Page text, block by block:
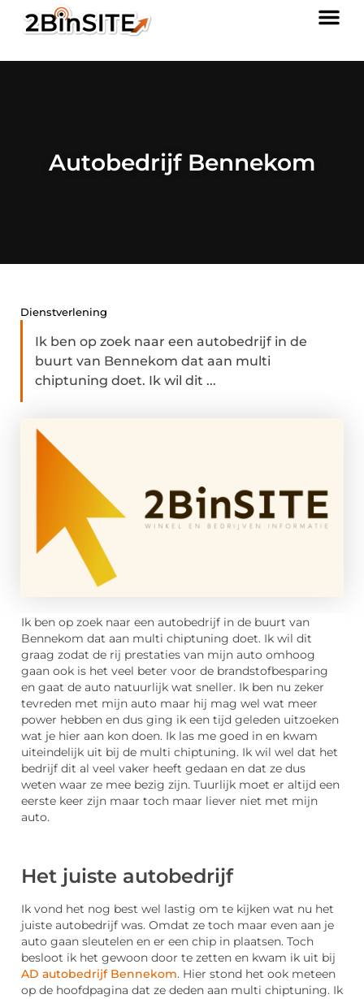
Autobedrijf Bennekom
Dienstverlening
Ik ben op zoek naar een autobedrijf in de
buurt van Bennekom dat aan multi
chiptuning doet. Ik wil dit ...
Ik ben op zoek naar een autobedrijf in de buurt van
Bennekom dat aan multi chiptuning doet. Ik wil dit
graag zodat de rij prestaties van mijn auto omhoog
gaan ook is het veel beter voor de brandstofbesparing
en gaat de auto natuurlijk wat sneller. Ik ben nu zeker
tevreden met mijn auto maar hij mag wel wat meer
power hebben en dus ging ik een tijd geleden uitzoeken
wat je hier aan kon doen. Ik las me goed in en kwam
uiteindelijk uit bij de multi chiptuning. Ik wil wel dat het
bedrijf dit al veel vaker heeft gedaan en dat ze dus
weten waar ze mee bezig zijn. Tuurlijk moet er altijd een
eerste keer zijn maar toch maar liever niet met mijn
auto.
Het juiste autobedrijf
Ik vond het nog best wel lastig om te kijken wat nu het
juiste autobedrijf was. Omdat ze toch maar even aan je
auto gaan sleutelen en er een chip in plaatsen. Toch
besloot ik het gewoon door te zetten en kwam ik uit bij
AD autobedrijf Bennekom. Hier stond het ook meteen
op de hoofdpagina dat ze deden aan multi chiptuning. Ik